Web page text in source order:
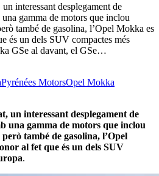
interessant desplegament de
gamma de motors que inclou
també de gasolina, l’Opel Mokka es
és un dels SUV compactes més
GSe al davant, el GSe…
Pyrénées MotorsOpel Mokka
un interessant desplegament de
una gamma de motors que inclou
també de gasolina, l’Opel
al fet que és un dels SUV
.